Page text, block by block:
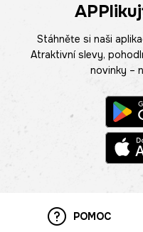
Stáhněte si naši
Atraktivní slevy,
novinky –
POMOC